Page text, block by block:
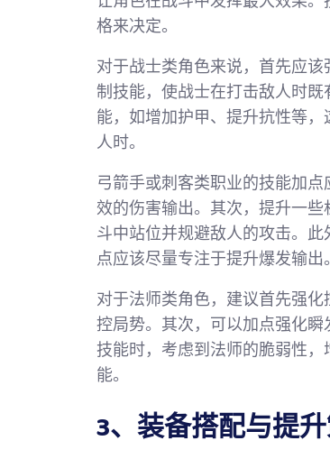
格来决定。
对于战士类角色来说，首先应
制技能，使战士在打击敌人时
能，如增加护甲、提升抗性等
人时。
弓箭手或刺客类职业的技能加
效的伤害输出。其次，提升一
斗中站位并规避敌人的攻击。
点应该尽量专注于提升爆发输出。
对于法师类角色，建议首先强
控局势。其次，可以加点强化
技能时，考虑到法师的脆弱性
能。
3、装备搭配与提